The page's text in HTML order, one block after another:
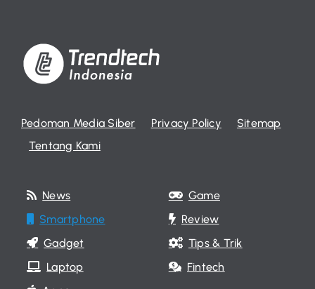
Pedoman Media Siber Privacy Policy
Sitemap
Tentang Kami
News
Smartphone
Gadget
Laptop
Game
Review
Tips & Trik
Fintech